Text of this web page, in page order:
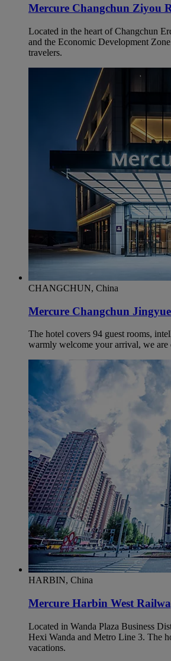
Mercure Changchun Ziyou
Located in the heart of Changchun
and the Economic Development
travelers.
CHANGCHUN, China
Mercure Changchun
The hotel covers 94 guest rooms,
warmly welcome your arrival, we
HARBIN, China
Mercure Harbin West
Located in Wanda Plaza Business
Hexi Wanda and Metro Line 3. The
vacations.